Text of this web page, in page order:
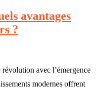
avantages
?
avec l’émergence
modernes offrent